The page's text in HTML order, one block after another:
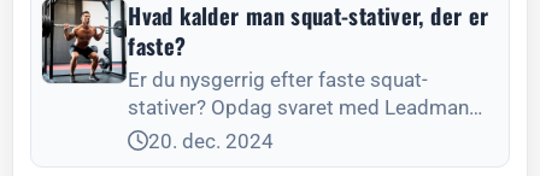
Hvad kalder man squat-stativer, der er
faste?
Er du nysgerrig efter faste squat-
stativer? Opdag svaret med Leadman
Fitness, og find den perfekte løsning til
dit fitnesscenter.
20. dec. 2024